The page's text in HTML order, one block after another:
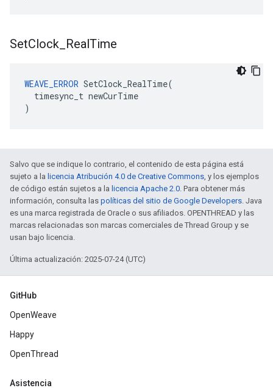
SetClock RealTime
WEAVE_ERROR SetClock_RealTime(
timesync_t newCurTime
)
Salvo que se indique lo contrario, el contenido de esta página está
sujeto a la licencia Atribución 4.0 de Creative Commons, y los ejemplos
de código están sujetos a la licencia Apache 2.0. Para obtener más
información, consulta las políticas del sitio de Google Developers. Java
es una marca registrada de Oracle o sus afiliados. OPENTHREAD y las
marcas relacionadas son marcas comerciales de Thread Group y se
usan bajo licencia.
Última actualización: 2025-07-24 (UTC)
GitHub
OpenWeave
Happy
OpenThread
Asistencia